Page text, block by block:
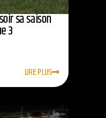
sa saison
3
LIRE PLUS